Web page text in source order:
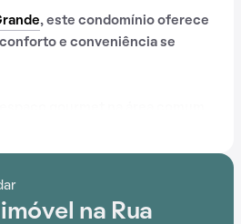
, este condomínio oferece
e conveniência se
na Rua